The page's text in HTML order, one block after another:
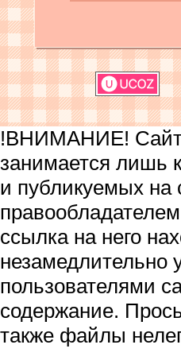
!ВНИМАНИЕ! Сайт
занимается лишь
и публикуемых
ссылка на него
пользователями
содержание.
также файлы